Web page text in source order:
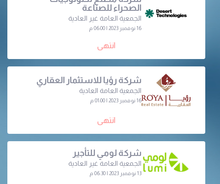
الصحراء للصناعة
الجمعية العامة غير العادية
16 نوفمبر 2023 | 06:00 م
انتهى
شركة رؤيا للاستثمار العقاري
الجمعية العامة العادية
16 نوفمبر 2023 | 01:00 م
انتهى
شركة لومي للتأجير
الجمعية العامة غير العادية
13 نوفمبر 2023 | 06:30 م